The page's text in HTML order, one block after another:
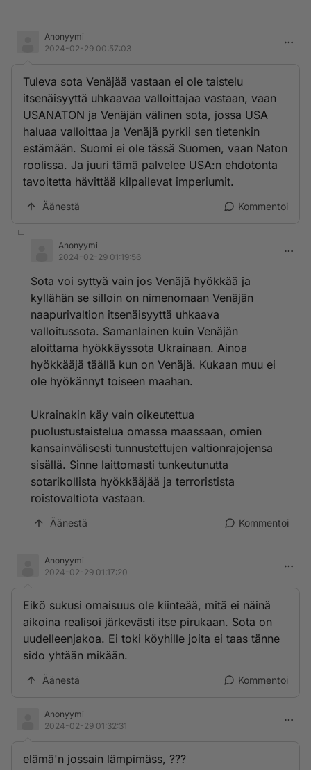
Anonyymi
2024-02-29 00:57:03
Tuleva sota Venäjää vastaan ei ole taistelu
itsenäisyyttä uhkaavaa valloittajaa vastaan, vaan
USANATON ja Venäjän välinen sota, jossa USA
haluaa valloittaa ja Venäjä pyrkii sen tietenkin
estämään. Suomi ei ole tässä Suomen, vaan Naton
roolissa. Ja juuri tämä palvelee USA:n ehdotonta
tavoitetta hävittää kilpailevat imperiumit.
Äänestä Kommentoi
Anonyymi
2024-02-29 01:19:56
Sota voi syttyä vain jos Venäjä hyökkää ja
kyllähän se silloin on nimenomaan Venäjän
naapurivaltion itsenäisyyttä uhkaava
valloitussota. Samanlainen kuin Venäjän
aloittama hyökkäyssota Ukrainaan. Ainoa
hyökkääjä täällä kun on Venäjä. Kukaan muu ei
ole hyökännyt toiseen maahan.
Ukrainakin käy vain oikeutettua
puolustustaistelua omassa maassaan, omien
kansainvälisesti tunnustettujen valtionrajojensa
sisällä. Sinne laittomasti tunkeutunutta
sotarikollista hyökkääjää ja terroristista
roistovaltiota vastaan.
Äänestä Kommentoi
Anonyymi
2024-02-29 01:17:20
Eikö sukusi omaisuus ole kiinteää, mitä ei näinä
aikoina realisoi järkevästi itse pirukaan. Sota on
uudelleenjakoa. Ei toki köyhille joita ei taas tänne
sido yhtään mikään.
Äänestä Kommentoi
Anonyymi
2024-02-29 01:32:31
elämä'n jossain lämpimäss, ???